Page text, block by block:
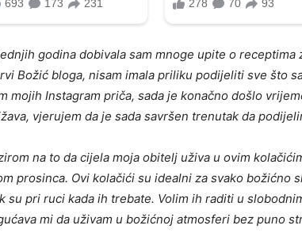
godina dobivala sam mnoge upite o receptima
Božić bloga, nisam imala priliku podijeliti sve što
mojih Instagram priča, sada je konačno došlo
vjerujem da je sada savršen trenutak da
na to da cijela moja obitelj uživa u ovim
prosinca. Ovi kolačići su idealni za svako božićno
su pri ruci kada ih trebate. Volim ih raditi u
mi da uživam u božićnoj atmosferi bez puno